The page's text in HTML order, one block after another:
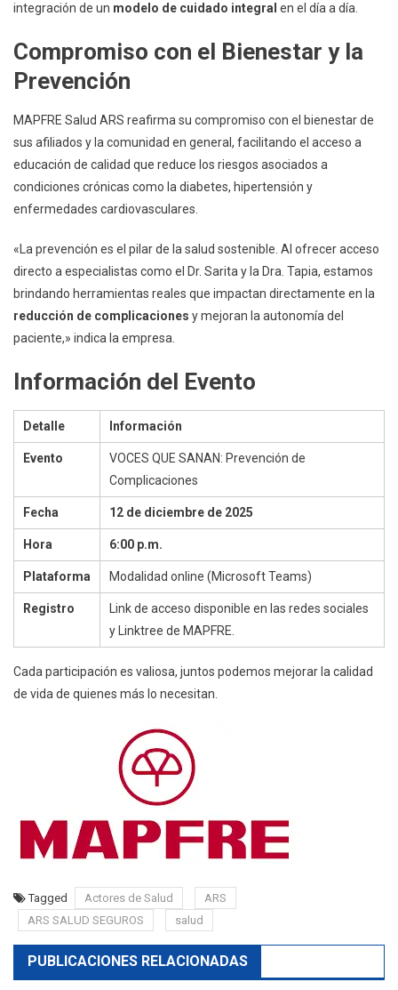
integración de un modelo de cuidado integral en el día a día.
Compromiso con el Bienestar y la
Prevención
MAPFRE Salud ARS reafirma su compromiso con el bienestar de
sus afiliados y la comunidad en general, facilitando el acceso a
educación de calidad que reduce los riesgos asociados a
condiciones crónicas como la diabetes, hipertensión y
enfermedades cardiovasculares.
«La prevención es el pilar de la salud sostenible. Al ofrecer acceso
directo a especialistas como el Dr. Sarita y la Dra. Tapia, estamos
brindando herramientas reales que impactan directamente en la
reducción de complicaciones y mejoran la autonomía del
paciente,» indica la empresa.
Información del Evento
Detalle Información
Evento
VOCES QUE SANAN: Prevención de
Complicaciones
Fecha 12 de diciembre de 2025
Hora 6:00 p.m.
Plataforma Modalidad online (Microsoft Teams)
Registro
Link de acceso disponible en las redes sociales
y Linktree de MAPFRE.
Cada participación es valiosa, juntos podemos mejorar la calidad
de vida de quienes más lo necesitan.
Tagged Actores de Salud
ARS
ARS SALUD SEGUROS
salud
PUBLICACIONES RELACIONADAS